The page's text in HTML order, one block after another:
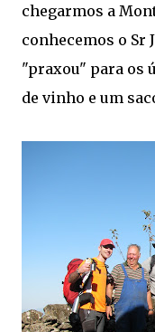
chegarmos a
conhecemos o Sr
"praxou" para os
de vinho e um